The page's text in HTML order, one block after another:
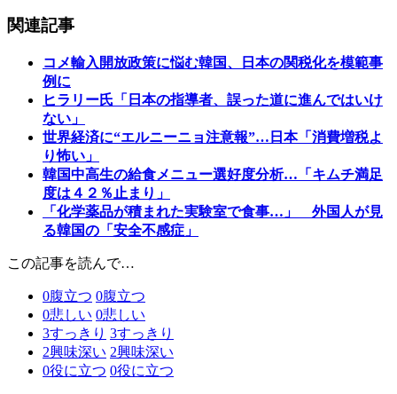
関連記事
コメ輸入開放政策に悩む韓国、日本の関税化を模範事
例に
ヒラリー氏「日本の指導者、誤った道に進んではいけ
ない」
世界経済に“エルニーニョ注意報”…日本「消費増税よ
り怖い」
韓国中高生の給食メニュー選好度分析…「キムチ満足
度は４２％止まり」
「化学薬品が積まれた実験室で食事…」 外国人が見
る韓国の「安全不感症」
この記事を読んで…
0腹立つ 0腹立つ
0悲しい 0悲しい
3すっきり 3すっきり
2興味深い 2興味深い
0役に立つ 0役に立つ